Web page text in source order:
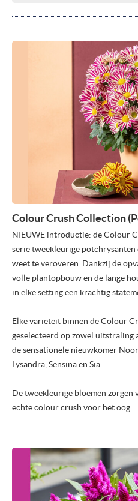
Colour Crush Collection
NIEUWE introductie: de Colour
serie tweekleurige potchrysanten
weet te veroveren. Dankzij de
volle plantopbouw en de lange
in elke setting een krachtig
Elke variëteit binnen de Colour
geselecteerd op zowel uitstraling
de sensationele nieuwkomer
Lysandra, Sensina en Sia.
De tweekleurige bloemen zorgen
echte colour crush voor het oog.